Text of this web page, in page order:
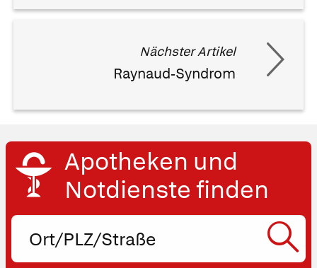
Nächster Artikel
Raynaud-Syndrom
Apotheken und
Notdienste finden
Ort,
oder